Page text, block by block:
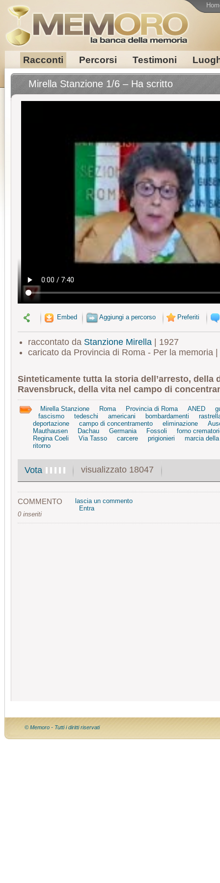
Racconti Percorsi Testimoni
Mirella Stanzione 1/6 – Ha scritto
Embed Aggiungi a percorso Preferiti
raccontato da Stanzione Mirella| 1927
caricato da Provincia di Roma - Per la memoria
Sinteticamente tutta la storia dell’arresto, della
Ravensbruck, della vita nel campo di
Mirella Stanzione Roma Provincia di Roma ANED
fascismo
tedeschi americani bombardamenti
deportazione
campo di concentramento eliminazione
Mauthausen
Dachau Germania Fossoli
forno
Regina Coeli
Via Tasso carcere prigionieri
marcia
ritorno
Vota visualizzato 18047
COMMENTO
0 inseriti
lascia un commento
Entra
© Memoro - Tutti i diritti riservati